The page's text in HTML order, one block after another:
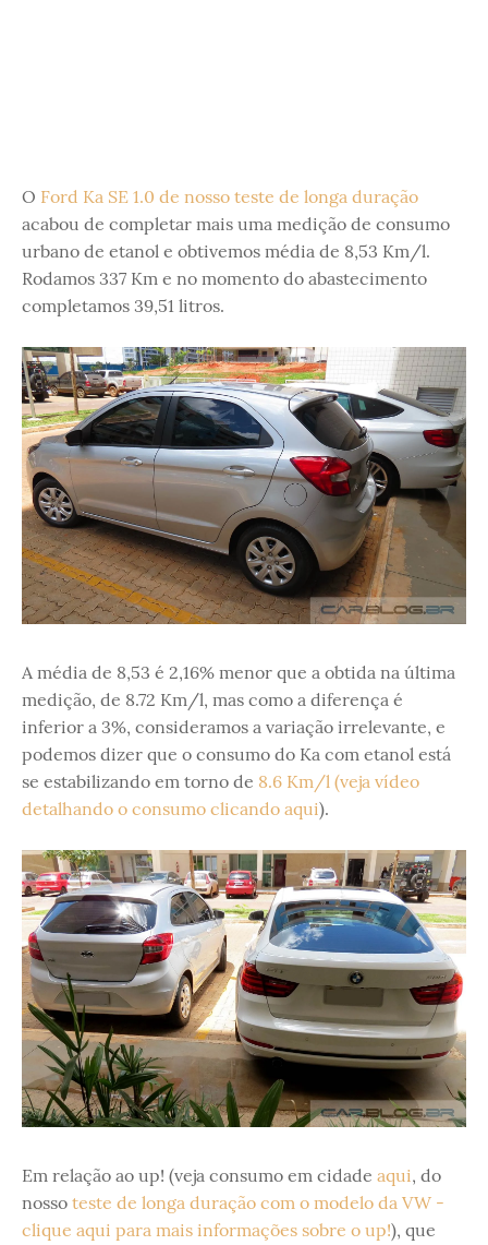
O Ford Ka SE 1.0 de nosso teste de longa duração
acabou de completar mais uma medição de consumo
urbano de etanol e obtivemos média de 8,53 Km/l.
Rodamos 337 Km e no momento do abastecimento
completamos 39,51 litros.
A média de 8,53 é 2,16% menor que a obtida na última
medição, de 8.72 Km/l, mas como a diferença é
inferior a 3%, consideramos a variação irrelevante, e
podemos dizer que o consumo do Ka com etanol está
se estabilizando em torno de 8.6 Km/l (veja vídeo
detalhando o consumo clicando aqui).
Em relação ao up! (veja consumo em cidade aqui, do
nosso teste de longa duração com o modelo da VW -
clique aqui para mais informações sobre o up!), que